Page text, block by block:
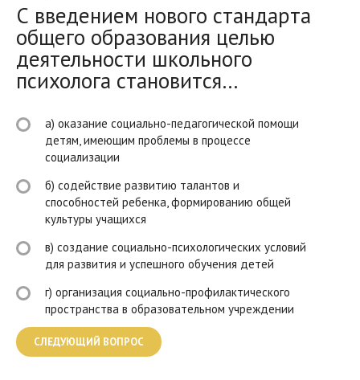
С введением нового стандарта
общего образования целью
деятельности школьного
психолога становится…
а) оказание социально-педагогической помощи
детям, имеющим проблемы в процессе
социализации
б) содействие развитию талантов и
способностей ребенка, формированию общей
культуры учащихся
в) создание социально-психологических условий
для развития и успешного обучения детей
г) организация социально-профилактического
пространства в образовательном учреждении